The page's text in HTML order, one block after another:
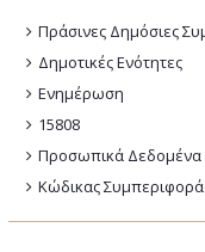
Πράσινες Δημόσιες
Δημοτικές Ενότητες
Ενημέρωση
15808
Προσωπικά Δεδομένα
Κώδικας